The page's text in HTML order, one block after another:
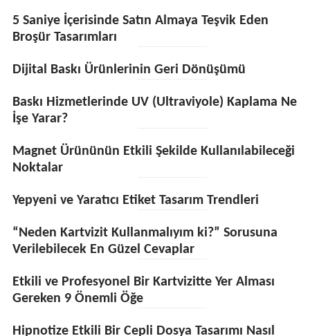
5 Saniye İçerisinde Satın Almaya Teşvik Eden
Broşür Tasarımları
Dijital Baskı Ürünlerinin Geri Dönüşümü
Baskı Hizmetlerinde UV (Ultraviyole) Kaplama Ne
İşe Yarar?
Magnet Ürününün Etkili Şekilde Kullanılabileceği
Noktalar
Yepyeni ve Yaratıcı Etiket Tasarım Trendleri
“Neden Kartvizit Kullanmalıyım ki?” Sorusuna
Verilebilecek En Güzel Cevaplar
Etkili ve Profesyonel Bir Kartvizitte Yer Alması
Gereken 9 Önemli Öğe
Hipnotize Etkili Bir Cepli Dosya Tasarımı Nasıl